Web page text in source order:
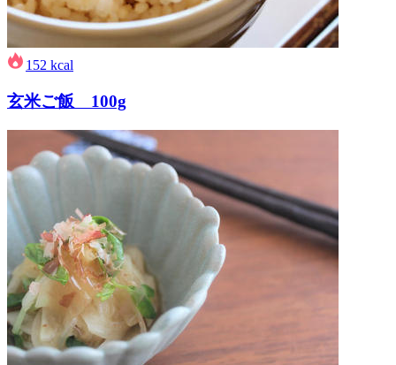
152 kcal
玄米ご飯 100g